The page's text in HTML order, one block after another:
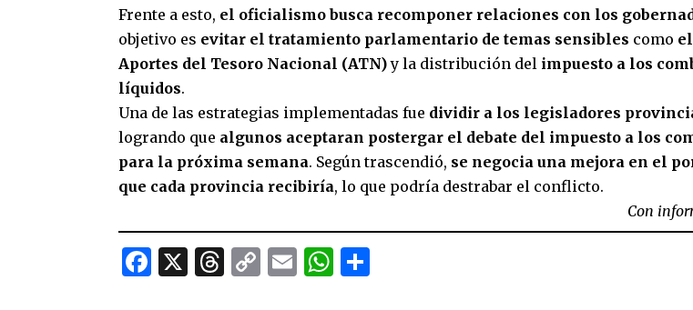
Frente a esto, el oficialismo busca recomponer relaciones con los
objetivo es evitar el tratamiento parlamentario de temas sensibles como
Aportes del Tesoro Nacional (ATN)y la distribución del impuesto a los
líquidos.
Una de las estrategias implementadas fue dividir a los legisladores
logrando que algunos aceptaran postergar el debate del impuesto a los
para la próxima semana. Según trascendió, se negocia una mejora en el
que cada provincia recibiría, lo que podría destrabar el conflicto.
Con
Facebook
X Threads
CopyEmailWhatsApp